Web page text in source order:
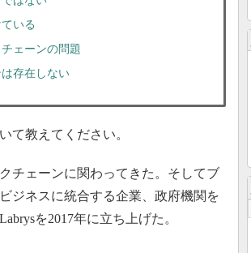
いる
ェーンの問題
存在しない
教えてください。
チェーンに関わってきた。そしてブ
ジネスに統合する企業、政府機関を
を2017年に立ち上げた。